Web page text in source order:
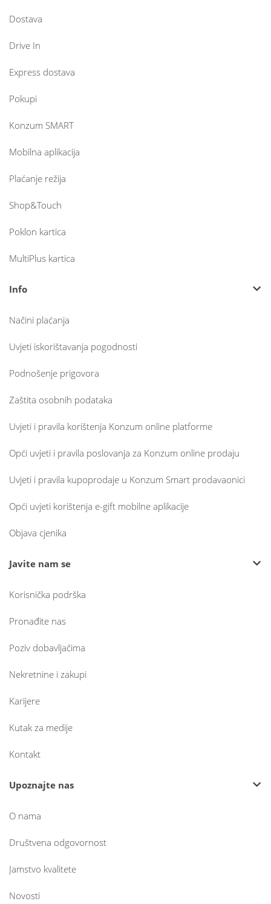
Dostava
Drive In
Express dostava
Pokupi
Konzum SMART
Mobilna aplikacija
Plaćanje režija
Shop&Touch
Poklon kartica
MultiPlus kartica
Info
Načini plaćanja
Uvjeti iskorištavanja pogodnosti
Podnošenje prigovora
Zaštita osobnih podataka
Uvjeti i pravila korištenja Konzum online platforme
Opći uvjeti i pravila poslovanja za Konzum online prodaju
Uvjeti i pravila kupoprodaje u Konzum Smart prodavaonici
Opći uvjeti korištenja e-gift mobilne aplikacije
Objava cjenika
Javite nam se
Korisnička podrška
Pronađite nas
Poziv dobavljačima
Nekretnine i zakupi
Karijere
Kutak za medije
Kontakt
Upoznajte nas
O nama
Društvena odgovornost
Jamstvo kvalitete
Novosti